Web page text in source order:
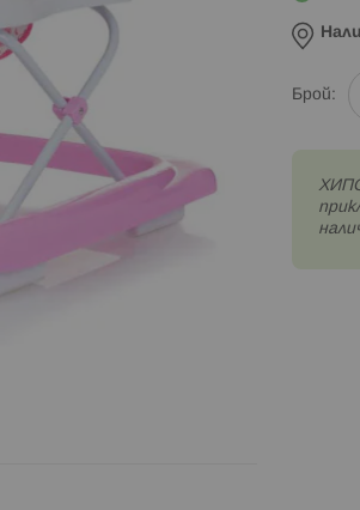
Брой: